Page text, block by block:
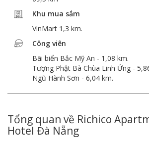
Khu mua sắm
VinMart 1,3 km.
Công viên
Bãi biển Bắc Mỹ An - 1,08 km.
Tượng Phật Bà Chùa Linh Ứng -
Ngũ Hành Sơn - 6,04 km.
Tổng quan về Richico
Hotel Đà Nẵng